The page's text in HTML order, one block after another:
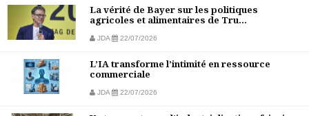
La vérité de Bayer sur les politiques
agricoles et alimentaires de Tru...
JDA 22/07/2026
L’IA transforme l’intimité en ressource
commerciale
JDA 22/07/2026